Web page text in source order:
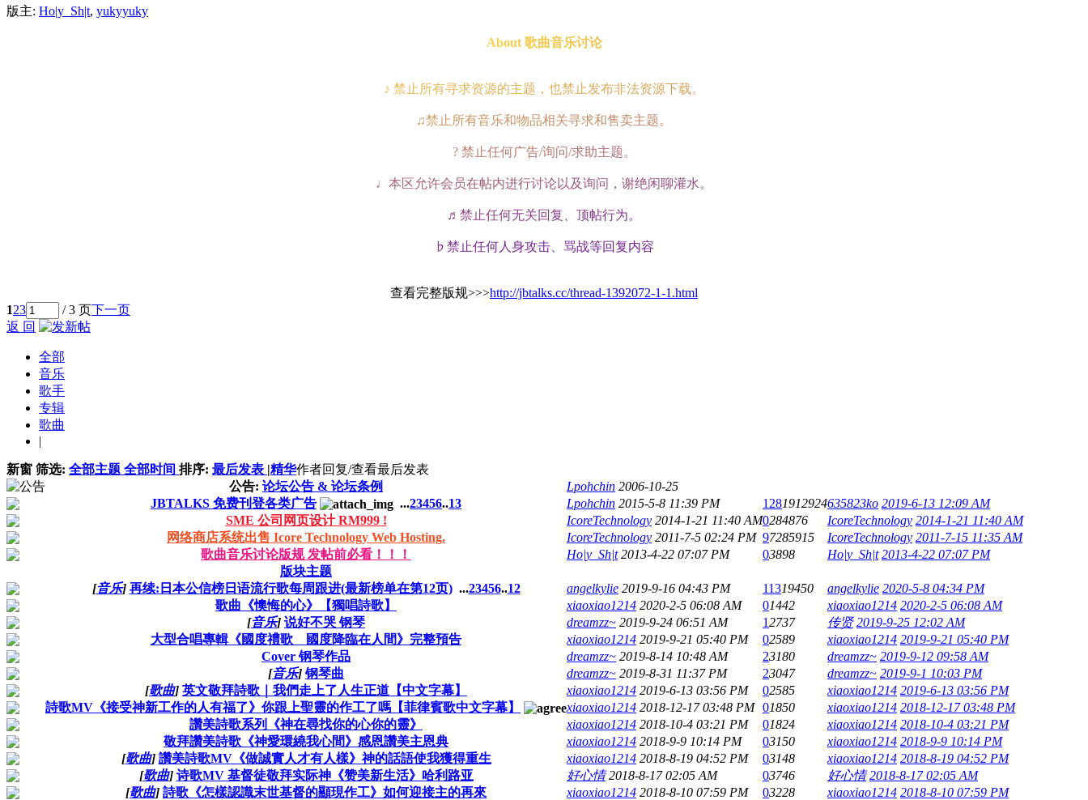
版主: Ho|y_Sh|t, yukyyuky
About 歌曲音乐讨论
♪ 禁 止 所有寻求资源的主题 ， 也禁 止发布非法资源下载。
♫禁 止 所有音乐和物品相关寻求和售卖主题。
? 禁 止任何广告/询问/求助主题。
♩ 本区允许会 员在帖内进行讨论 以 及询问 ， 谢绝闲聊灌水。
♬ 禁 止任何无关回复 顶帖行为。
♭ 禁 止任何人 身攻击 骂战等回复内容
查看完整版规>>>http://jbtalks.cc/thread-1392072-1-1.html
123 / 3 页下一页
返 回
全部
音乐
歌手
专辑
歌曲
|
新窗 筛选: 全部主题 全部时间 排序: 最后发表 |精华作者回复/查看最后发表
公告: 论坛公告 & 论坛条例 Lpohchin 2006-10-25
JBTALKS 免费刊登各类广告
...23456..13 Lpohchin 2015-5-8 11:39 PM 1281912924635823ko 2019-6-13 12:09 AM
SME 公司网页设计 RM999 !
IcoreTechnology 2014-1-21 11:40 AM0284876 IcoreTechnology 2014-1-21 11:40 AM
网络商店系统出售 Icore Technology Web Hosting.
IcoreTechnology 2011-7-5 02:24 PM 97285915 IcoreTechnology 2011-7-15 11:35 AM
歌曲音乐讨论版规 发帖前必看！！！
Ho|y_Sh|t 2013-4-22 07:07 PM 03898 Ho|y_Sh|t 2013-4-22 07:07 PM
版块主题
[音乐] 再续:日本公信榜日语流行歌每周跟进(最新榜单在第12页) ...23456..12 angelkylie 2019-9-16 04:43 PM 11319450 angelkylie 2020-5-8 04:34 PM
歌曲《懊悔的心》【獨唱詩歌】
xiaoxiao1214 2020-2-5 06:08 AM 01442 xiaoxiao1214 2020-2-5 06:08 AM
[音乐] 说好不哭 钢琴 dreamzz~ 2019-9-24 06:51 AM 12737 传贤 2019-9-25 12:02 AM
大型合唱專輯《國度禮歌 國度降臨在人間》完整預告
xiaoxiao1214 2019-9-21 05:40 PM 02589 xiaoxiao1214 2019-9-21 05:40 PM
Cover 钢琴作品
dreamzz~ 2019-8-14 10:48 AM 23180 dreamzz~ 2019-9-12 09:58 AM
[音乐] 钢琴曲 dreamzz~ 2019-8-31 11:37 PM 23047 dreamzz~ 2019-9-1 10:03 PM
[歌曲] 英文敬拜詩歌｜我們走上了人生正道【中文字幕】 xiaoxiao1214 2019-6-13 03:56 PM 02585 xiaoxiao1214 2019-6-13 03:56 PM
詩歌MV《接受神新工作的人有福了》你跟上聖靈的作工了嗎【菲律賓歌中文字幕】
xiaoxiao1214 2018-12-17 03:48 PM 01850 xiaoxiao1214 2018-12-17 03:48 PM
讚美詩歌系列《神在尋找你的心你的靈》
xiaoxiao1214 2018-10-4 03:21 PM 01824 xiaoxiao1214 2018-10-4 03:21 PM
敬拜讚美詩歌《神愛環繞我心間》感恩讚美主恩典
xiaoxiao1214 2018-9-9 10:14 PM 03150 xiaoxiao1214 2018-9-9 10:14 PM
[歌曲] 讚美詩歌MV《做誠實人才有人樣》神的話語使我獲得重生 xiaoxiao1214 2018-8-19 04:52 PM 03148 xiaoxiao1214 2018-8-19 04:52 PM
[歌曲] 诗歌MV 基督徒敬拜实际神《赞美新生活》哈利路亚 好心情 2018-8-17 02:05 AM 03746 好心情 2018-8-17 02:05 AM
[歌曲] 詩歌《怎樣認識末世基督的顯現作工》如何迎接主的再來 xiaoxiao1214 2018-8-10 07:59 PM 03228 xiaoxiao1214 2018-8-10 07:59 PM